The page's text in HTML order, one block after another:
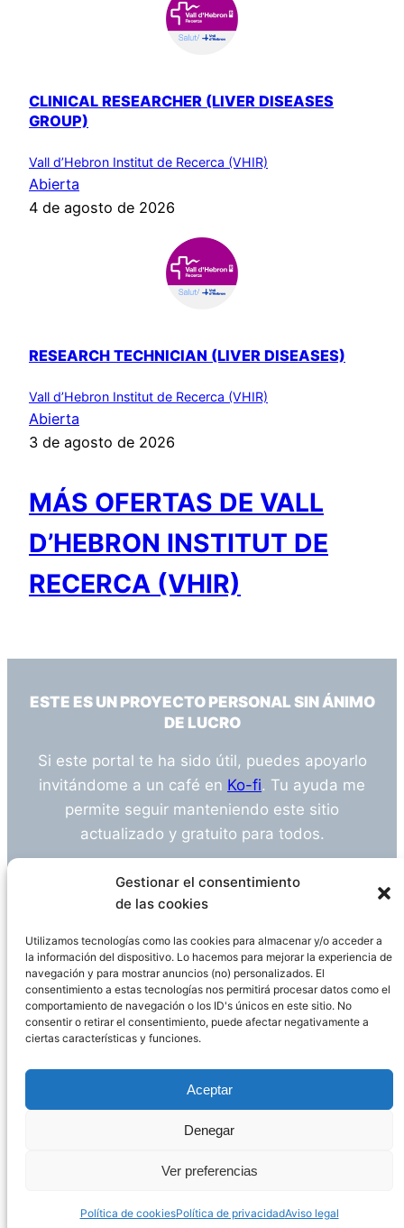
Gestionar el consentimiento
de las cookies
Utilizamos tecnologías como las cookies para almacenar y/o acceder a
la información del dispositivo. Lo hacemos para mejorar la experiencia de
navegación y para mostrar anuncios (no) personalizados. El
consentimiento a estas tecnologías nos permitirá procesar datos como el
comportamiento de navegación o los ID's únicos en este sitio. No
consentir o retirar el consentimiento, puede afectar negativamente a
ciertas características y funciones.
Aceptar
Denegar
Ver preferencias
Política de cookiesPolítica de privacidadAviso legal
CLINICAL RESEARCHER (LIVER DISEASES
GROUP)
Vall d’Hebron Institut de Recerca (VHIR)
Abierta
4 de agosto de 2026
RESEARCH TECHNICIAN (LIVER DISEASES)
Vall d’Hebron Institut de Recerca (VHIR)
Abierta
3 de agosto de 2026
MÁS OFERTAS DE VALL
D’HEBRON INSTITUT DE
RECERCA (VHIR)
ESTE ES UN PROYECTO PERSONAL SIN ÁNIMO
DE LUCRO
Si este portal te ha sido útil, puedes apoyarlo
invitándome a un café en Ko-fi. Tu ayuda me
permite seguir manteniendo este sitio
actualizado y gratuito para todos.
¿Tienes alguna duda o sugerencia? Escríbeme
info@empleosanitarioinvestigacion.es
Descargo de Responsabilidad
Declaración de Privacidad Política de cookies
WordPress
Página administrada por Javier Ripoll
PHP Code SnippetsPowered By :XYZScripts.com